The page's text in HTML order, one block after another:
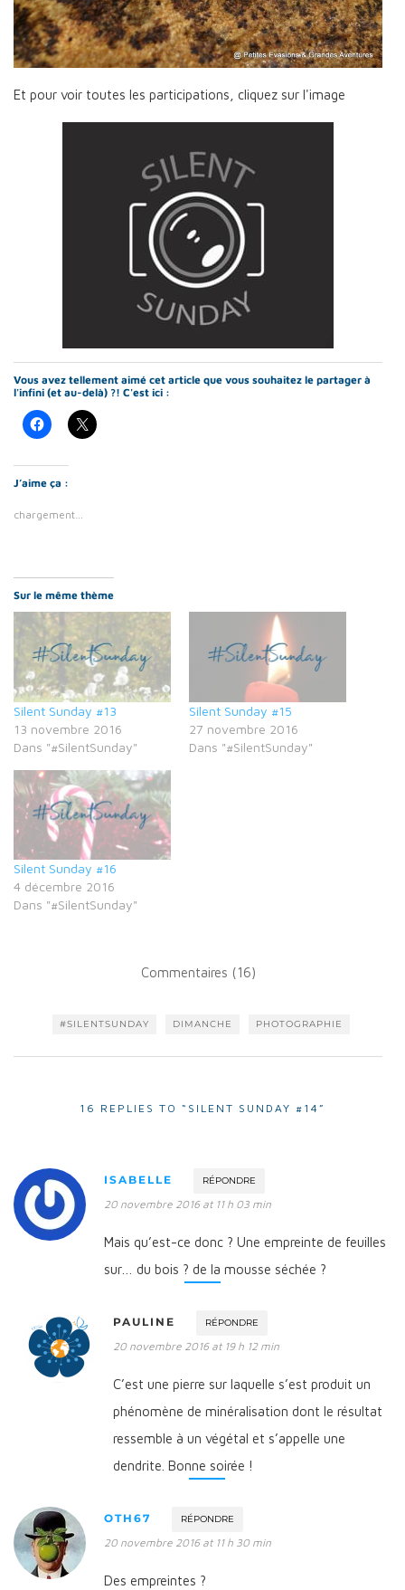
Et pour voir toutes les participations, cliquez sur l'image
Vous avez tellement aimé cet article que vous souhaitez le partager à
l'infini (et au-delà) ?! C'est ici :
J’aime ça :
chargement…
Sur le même thème
Silent Sunday #13
13 novembre 2016
Dans "#SilentSunday"
Silent Sunday #15
27 novembre 2016
Dans "#SilentSunday"
Silent Sunday #16
4 décembre 2016
Dans "#SilentSunday"
Commentaires (16)
#SILENTSUNDAY DIMANCHE PHOTOGRAPHIE
16 REPLIES TO “SILENT SUNDAY #14”
ISABELLE RÉPONDRE
20 novembre 2016 at 11 h 03 min
Mais qu’est-ce donc ? Une empreinte de feuilles
sur… du bois ? de la mousse séchée ?
PAULINE RÉPONDRE
20 novembre 2016 at 19 h 12 min
C’est une pierre sur laquelle s’est produit un
phénomène de minéralisation dont le résultat
ressemble à un végétal et s’appelle une
dendrite. Bonne soirée !
OTH67 RÉPONDRE
20 novembre 2016 at 11 h 30 min
Des empreintes ?